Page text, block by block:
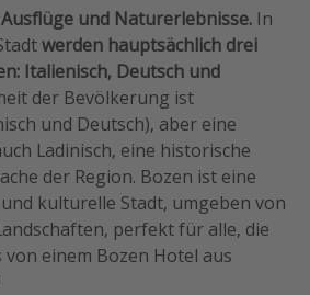
und Naturerlebnisse. In
werden hauptsächlich drei
Italienisch, Deutsch und
der Bevölkerung ist
und Deutsch), aber eine
Ladinisch, eine historische
der Region. Bozen ist eine
kulturelle Stadt, umgeben von
perfekt für alle, die
von einem Bozen Hotel aus